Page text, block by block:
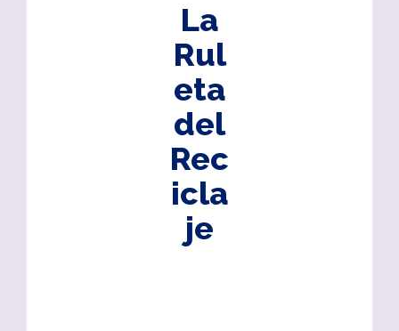
La
Rul
eta
del
Rec
icla
je